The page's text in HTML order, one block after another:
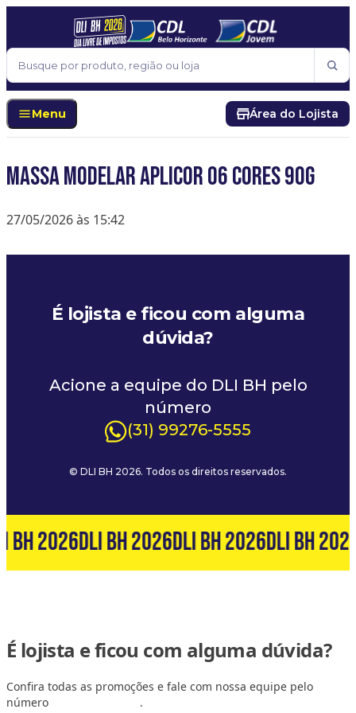
Pular para o conteúdo
Buscar
Menu Área do Lojista
MASSA MODELAR APLICOR 06 CORES 90G
27/05/2026 às 15:42
É lojista e ficou com alguma
dúvida?
Acione a equipe do DLI BH pelo
número
(31) 99276-5555
© DLI BH 2026. Todos os direitos reservados.
BH 2026DLI BH 2026DLI BH 2026DLI BH
É lojista e ficou com alguma dúvida?
Confira todas as promoções e fale com nossa equipe pelo
número
.